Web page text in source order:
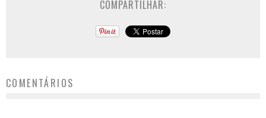
COMPARTILHAR:
COMENTÁRIOS